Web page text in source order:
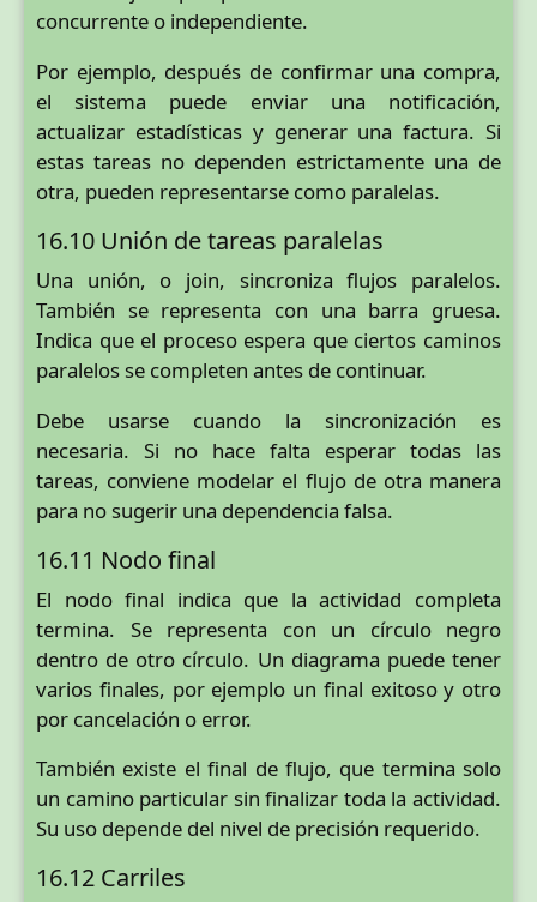
concurrente o independiente.
Por ejemplo, después de confirmar una compra,
el sistema puede enviar una notificación,
actualizar estadísticas y generar una factura. Si
estas tareas no dependen estrictamente una de
otra, pueden representarse como paralelas.
16.10 Unión de tareas paralelas
Una unión, o join, sincroniza flujos paralelos.
También se representa con una barra gruesa.
Indica que el proceso espera que ciertos caminos
paralelos se completen antes de continuar.
Debe usarse cuando la sincronización es
necesaria. Si no hace falta esperar todas las
tareas, conviene modelar el flujo de otra manera
para no sugerir una dependencia falsa.
16.11 Nodo final
El nodo final indica que la actividad completa
termina. Se representa con un círculo negro
dentro de otro círculo. Un diagrama puede tener
varios finales, por ejemplo un final exitoso y otro
por cancelación o error.
También existe el final de flujo, que termina solo
un camino particular sin finalizar toda la actividad.
Su uso depende del nivel de precisión requerido.
16.12 Carriles